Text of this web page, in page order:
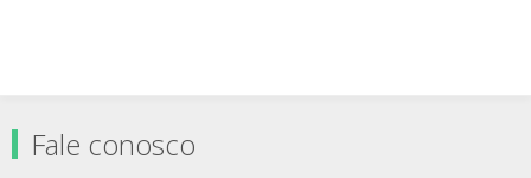
Fale conosco